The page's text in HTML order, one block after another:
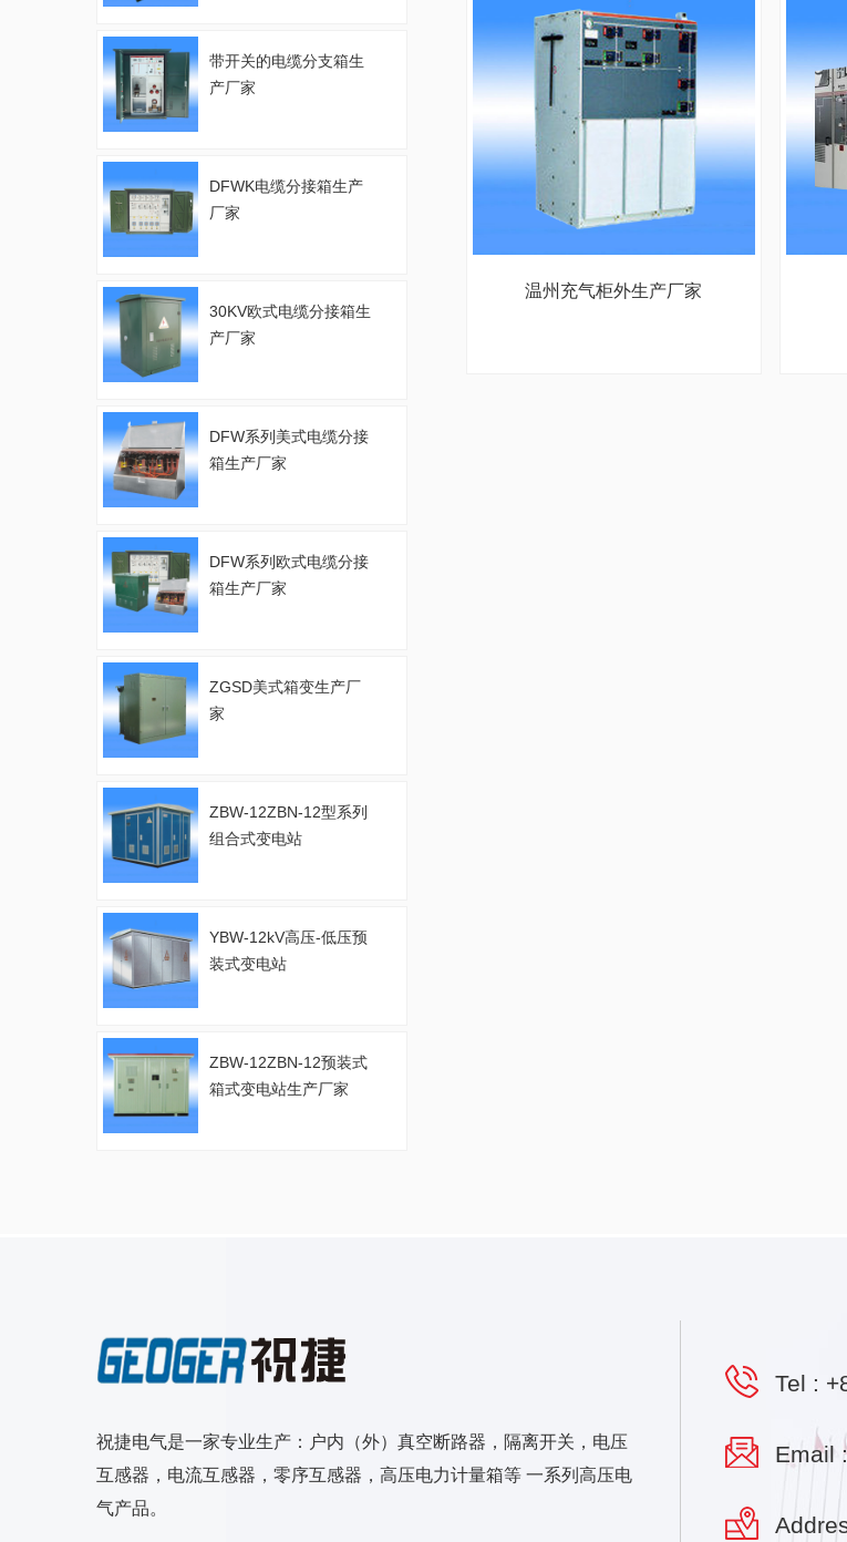
温州充气柜外生产厂家
带开关的电缆分支箱生
产厂家
DFWK电缆分接箱生产
厂家
30KV欧式电缆分接箱生
产厂家
DFW系列美式电缆分接
箱生产厂家
DFW系列欧式电缆分接
箱生产厂家
ZGSD美式箱变生产厂
家
ZBW-12ZBN-12型系列
组合式变电站
YBW-12kV高压-低压预
装式变电站
ZBW-12ZBN-12预装式
箱式变电站生产厂家
祝捷电气是一家专业生产：户内（外）真空断路器，隔离开关，电压
互感器，电流互感器，零序互感器，高压电力计量箱等 一系列高压电
气产品。
Tel :
Email